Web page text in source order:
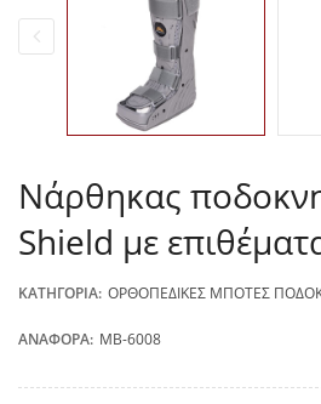
Νάρθηκας
Shield με
ΚΑΤΗΓΟΡΊΑ: ΟΡΘΟΠΕΔΙΚΈΣ ΜΠΌΤΕΣ
ΑΝΑΦΟΡΆ: MB-6008